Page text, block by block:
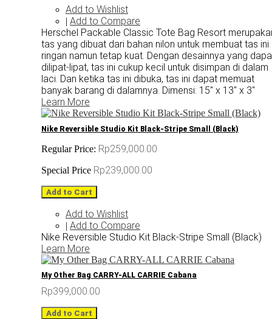
Add to Wishlist
| Add to Compare
Herschel Packable Classic Tote Bag Resort
tas yang dibuat dari bahan nilon untuk membuat tas ini
ringan namun tetap kuat. Dengan desainnya yang
dilipat-lipat, tas ini cukup kecil untuk disimpan di dalam
laci. Dan ketika tas ini dibuka, tas ini dapat memuat
banyak barang di dalamnya. Dimensi: 15" x 13" x 3"
Learn More
Nike Reversible Studio Kit Black-Stripe Small (Black)
Regular Price: Rp259,000.00
Special Price Rp239,000.00
Add to Cart
Add to Wishlist
| Add to Compare
Nike Reversible Studio Kit Black-Stripe Small (Black)
Learn More
My Other Bag CARRY-ALL CARRIE Cabana
Rp399,000.00
Add to Cart